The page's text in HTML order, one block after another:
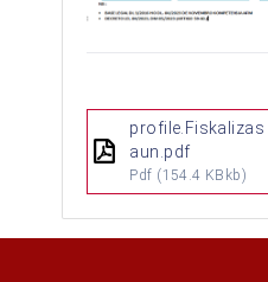
profile.Fiskalizas
aun.pdf
Pdf (154.4 KBkb)